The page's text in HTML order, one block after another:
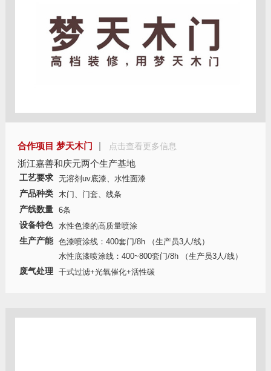
合作项目 梦天木门 点击查看更多信息
浙江嘉善和庆元两个生产基地
工艺要求
无溶剂uv底漆、水性面漆
产品种类
木门、门套、线条
产线数量
6条
设备特色
水性色漆的高质量喷涂
生产产能
色漆喷涂线：400套门/8h （生产员3人/线）
水性底漆喷涂线：400~800套门/8h （生产员3人/线）
废气处理
干式过滤+光氧催化+活性碳